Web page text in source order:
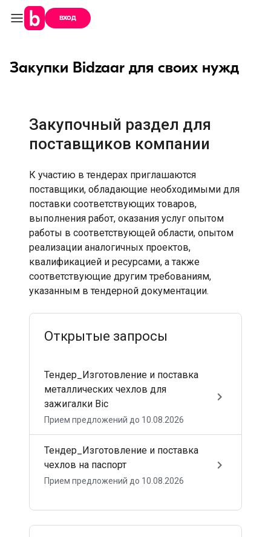
вход
Закупки Bidzaar для своих нужд